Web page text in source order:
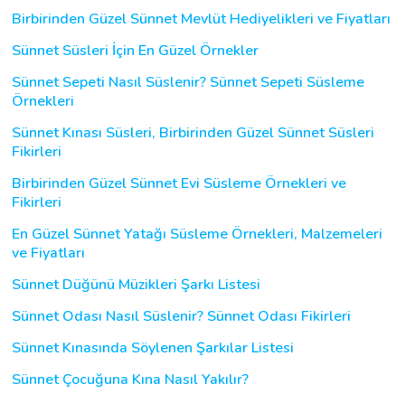
Birbirinden Güzel Sünnet Mevlüt Hediyelikleri ve Fiyatları
Sünnet Süsleri İçin En Güzel Örnekler
Sünnet Sepeti Nasıl Süslenir? Sünnet Sepeti Süsleme
Örnekleri
Sünnet Kınası Süsleri, Birbirinden Güzel Sünnet Süsleri
Fikirleri
Birbirinden Güzel Sünnet Evi Süsleme Örnekleri ve
Fikirleri
En Güzel Sünnet Yatağı Süsleme Örnekleri, Malzemeleri
ve Fiyatları
Sünnet Düğünü Müzikleri Şarkı Listesi
Sünnet Odası Nasıl Süslenir? Sünnet Odası Fikirleri
Sünnet Kınasında Söylenen Şarkılar Listesi
Sünnet Çocuğuna Kına Nasıl Yakılır?